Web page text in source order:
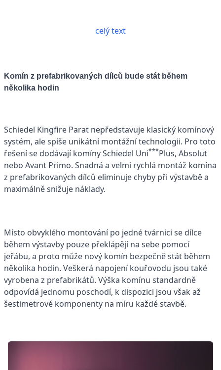
celý text
Komín z prefabrikovaných dílců bude stát během
několika hodin
Schiedel Kingfire Parat nepředstavuje klasický komínový
systém, ale spíše unikátní montážní technologii. Pro toto
řešení se dodávají komíny Schiedel Uni***Plus, Absolut
nebo Avant Primo. Snadná a velmi rychlá montáž komína
z prefabrikovaných dílců eliminuje chyby při výstavbě a
maximálně snižuje náklady.
Místo obvyklého montování po jedné tvárnici se dílce
během výstavby pouze překlápějí na sebe pomocí
jeřábu, a proto může nový komín bezpečně stát během
několika hodin. Veškerá napojení kouřovodu jsou také
vyrobena z prefabrikátů. Výška komínu standardně
odpovídá jednomu poschodí, k dispozici jsou však až
šestimetrové komponenty na míru každé stavbě.